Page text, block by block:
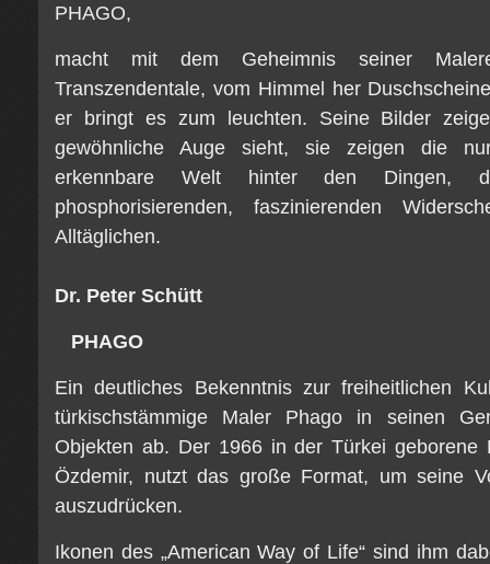
PHAGO,
macht mit dem Geheimnis seiner
Transzendentale, vom Himmel her
er bringt es zum leuchten. Seine Bilder
gewöhnliche Auge sieht, sie zeigen die
erkennbare Welt hinter den Dingen,
phosphorisierenden, faszinierenden
Alltäglichen.
Dr. Peter Schütt
PHAGO
Ein deutliches Bekenntnis zur freiheitlichen
türkischstämmige Maler Phago in seinen
Objekten ab. Der 1966 in der Türkei geborene
Özdemir, nutzt das große Format, um seine
auszudrücken.
Ikonen des „American Way of Life“ sind ihm